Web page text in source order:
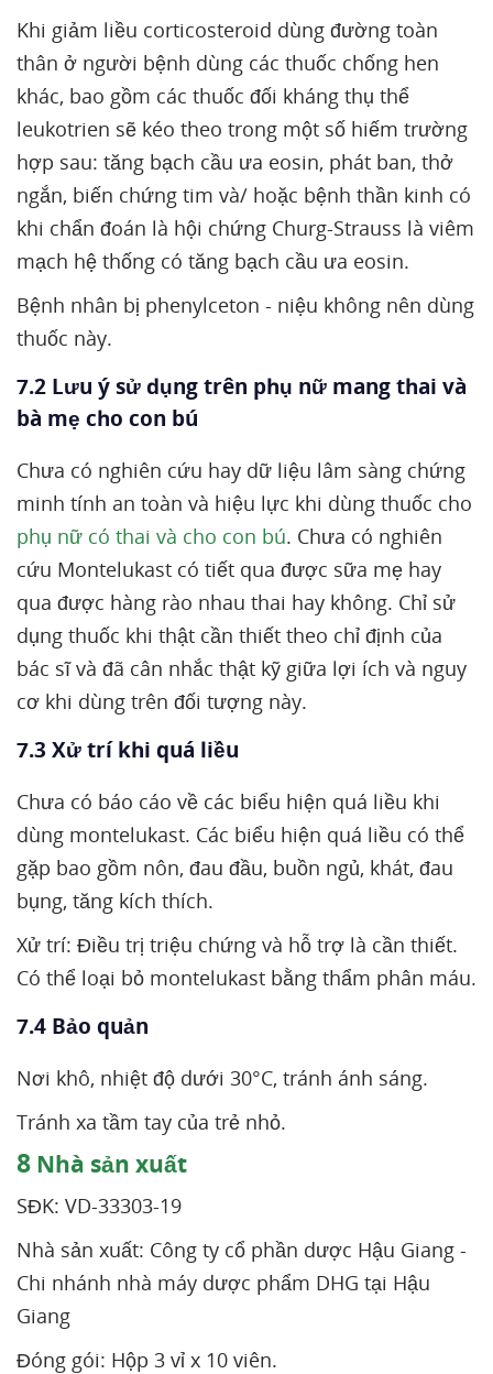
Khi giảm liều corticosteroid dùng đường toàn
thân ở người bệnh dùng các thuốc chống hen
khác, bao gồm các thuốc đối kháng thụ thể
leukotrien sẽ kéo theo trong một số hiếm trường
hợp sau: tăng bạch cầu ưa eosin, phát ban, thở
ngắn, biến chứng tim và/ hoặc bệnh thần kinh có
khi chẩn đoán là hội chứng Churg-Strauss là viêm
mạch hệ thống có tăng bạch cầu ưa eosin.
Bệnh nhân bị phenylceton - niệu không nên dùng
thuốc này.
7.2 Lưu ý sử dụng trên phụ nữ mang thai và
bà mẹ cho con bú
Chưa có nghiên cứu hay dữ liệu lâm sàng chứng
minh tính an toàn và hiệu lực khi dùng thuốc cho
phụ nữ có thai và cho con bú. Chưa có nghiên
cứu Montelukast có tiết qua được sữa mẹ hay
qua được hàng rào nhau thai hay không. Chỉ sử
dụng thuốc khi thật cần thiết theo chỉ định của
bác sĩ và đã cân nhắc thật kỹ giữa lợi ích và nguy
cơ khi dùng trên đối tượng này.
7.3 Xử trí khi quá liều
Chưa có báo cáo về các biểu hiện quá liều khi
dùng montelukast. Các biểu hiện quá liều có thể
gặp bao gồm nôn, đau đầu, buồn ngủ, khát, đau
bụng, tăng kích thích.
Xử trí: Điều trị triệu chứng và hỗ trợ là cần thiết.
Có thể loại bỏ montelukast bằng thẩm phân máu.
7.4 Bảo quản
Nơi khô, nhiệt độ dưới 30°C, tránh ánh sáng.
Tránh xa tầm tay của trẻ nhỏ.
8 Nhà sản xuất
SĐK: VD-33303-19
Nhà sản xuất: Công ty cổ phần dược Hậu Giang -
Chi nhánh nhà máy dược phẩm DHG tại Hậu
Giang
Đóng gói: Hộp 3 vỉ x 10 viên.